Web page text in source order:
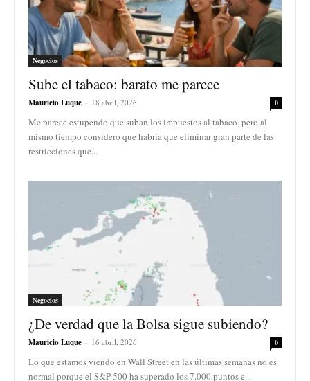
Negocios
Sube el tabaco: barato me parece
Mauricio Luque - 18 abril, 2026 0
Me parece estupendo que suban los impuestos al tabaco, pero al
mismo tiempo considero que habría que eliminar gran parte de las
restricciones que...
Negocios
¿De verdad que la Bolsa sigue subiendo?
Mauricio Luque - 16 abril, 2026 0
Lo que estamos viendo en Wall Street en las últimas semanas no es
normal porque el S&P 500 ha superado los 7.000 puntos e...